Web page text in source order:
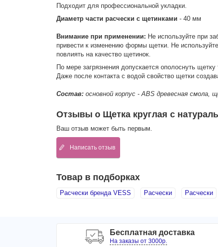
Подходит для профессиональной укладки.
Диаметр части расчески с щетинками - 40 мм
Внимание при применении: Не используйте при
привести к изменению формы щетки. Не
повлиять на качество щетинок.
По мере загрязнения допускается ополоснуть
Даже после контакта с водой свойство щетки
Состав:основной корпус - ABS древесная смола,
Отзывы о Щетка круглая с
Ваш отзыв может быть первым.
Написать отзыв
Товар в подборках
Расчески бренда VESS Расчески Расчески
Бесплатная доставка
На заказы от 3000р.